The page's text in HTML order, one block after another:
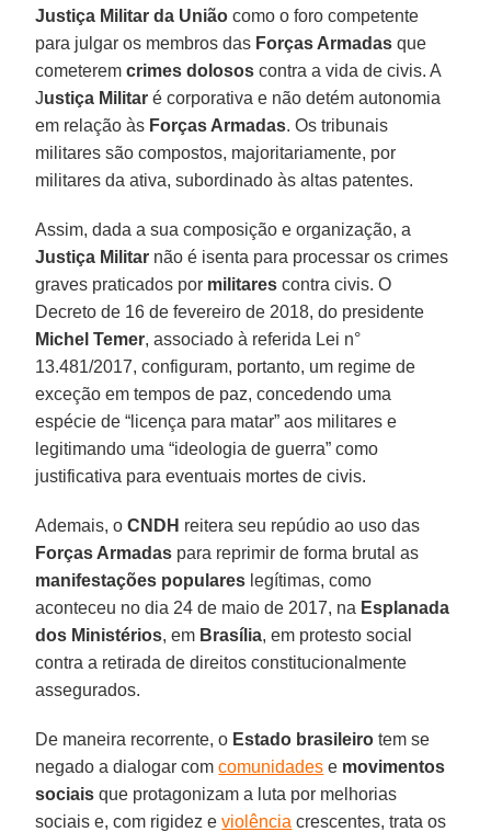
Justiça Militar da União como o foro competente
para julgar os membros das Forças Armadas que
cometeremcrimes dolosos contra a vida de civis. A
Justiça Militar é corporativa e não detém autonomia
em relação às Forças Armadas. Os tribunais
militares são compostos, majoritariamente, por
militares da ativa, subordinado às altas patentes.
Assim, dada a sua composição e organização, a
Justiça Militar não é isenta para processar os crimes
graves praticados por militares contra civis. O
Decreto de 16 de fevereiro de 2018, do presidente
Michel Temer, associado à referida Lei n°
13.481/2017, configuram, portanto, um regime de
exceção em tempos de paz, concedendo uma
espécie de “licença para matar” aos militares e
legitimando uma “ideologia de guerra” como
justificativa para eventuais mortes de civis.
Ademais, oCNDH reitera seu repúdio ao uso das
Forças Armadas para reprimir de forma brutal as
manifestações populares legítimas, como
aconteceu no dia 24 de maio de 2017, na Esplanada
dos Ministérios, em Brasília, em protesto social
contra a retirada de direitos constitucionalmente
assegurados.
De maneira recorrente, o Estado brasileiro tem se
negado a dialogar comcomunidades e movimentos
sociais que protagonizam a luta por melhorias
sociais e, com rigidez eviolência crescentes, trata os